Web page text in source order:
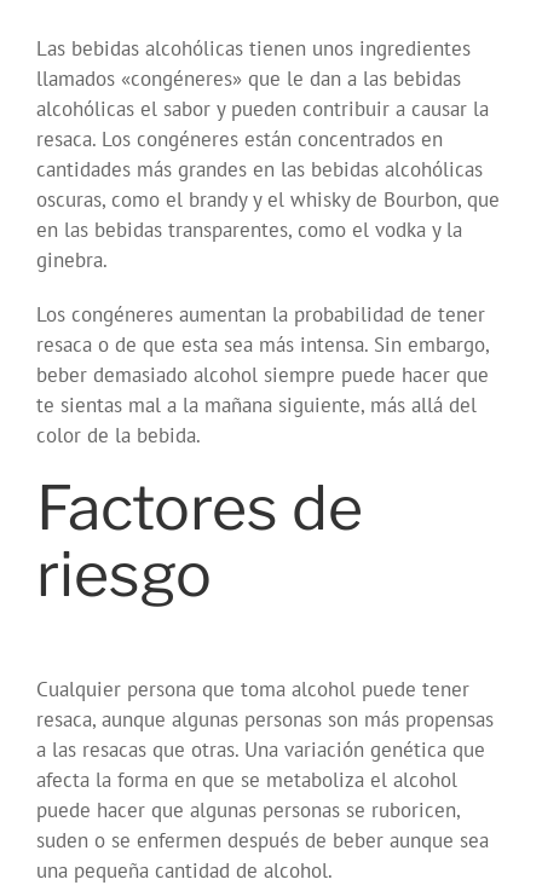
Las bebidas alcohólicas tienen unos ingredientes
llamados «congéneres» que le dan a las bebidas
alcohólicas el sabor y pueden contribuir a causar la
resaca. Los congéneres están concentrados en
cantidades más grandes en las bebidas alcohólicas
oscuras, como el brandy y el whisky de Bourbon, que
en las bebidas transparentes, como el vodka y la
ginebra.
Los congéneres aumentan la probabilidad de tener
resaca o de que esta sea más intensa. Sin embargo,
beber demasiado alcohol siempre puede hacer que
te sientas mal a la mañana siguiente, más allá del
color de la bebida.
Factores de
riesgo
Cualquier persona que toma alcohol puede tener
resaca, aunque algunas personas son más propensas
a las resacas que otras. Una variación genética que
afecta la forma en que se metaboliza el alcohol
puede hacer que algunas personas se ruboricen,
suden o se enfermen después de beber aunque sea
una pequeña cantidad de alcohol.